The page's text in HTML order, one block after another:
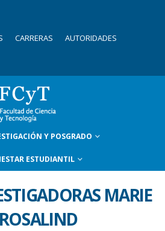
CARRERAS AUTORIDADES
Y POSGRADO
ESTUDIANTIL
MARIE